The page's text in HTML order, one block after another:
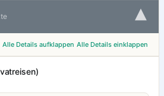
▾
Alle Details aufklappen Alle Details einklappen